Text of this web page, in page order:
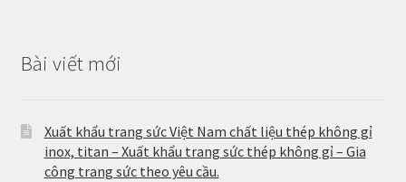
Bài viết mới
Xuất khẩu trang sức Việt Nam chất liệu thép không gỉ
inox, titan – Xuất khẩu trang sức thép không gỉ – Gia
công trang sức theo yêu cầu.